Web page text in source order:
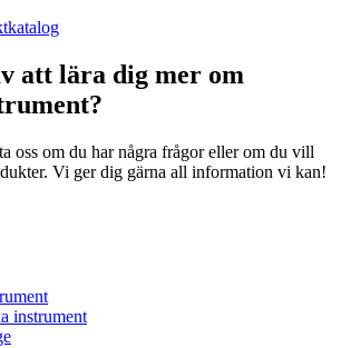
att lära dig mer om
oss om du har några frågor eller om du vill
Vi ger dig gärna all information vi kan!
instrument